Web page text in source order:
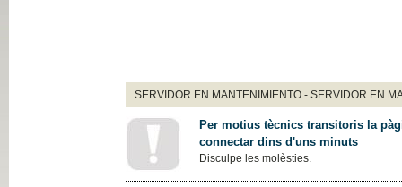
SERVIDOR EN MANTENIMIENTO - SERVIDOR EN
Per motius tècnics transitoris la
connectar dins d'uns minuts
Disculpe les molèsties.